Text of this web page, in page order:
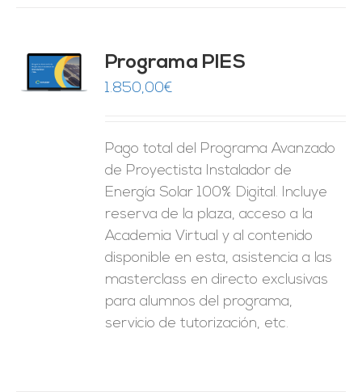
Programa PIES
1.850,00€
Pago total del Programa Avanzado
de Proyectista Instalador de
Energía Solar 100% Digital. Incluye
reserva de la plaza, acceso a la
Academia Virtual y al contenido
disponible en esta, asistencia a las
masterclass en directo exclusivas
para alumnos del programa,
servicio de tutorización, etc.